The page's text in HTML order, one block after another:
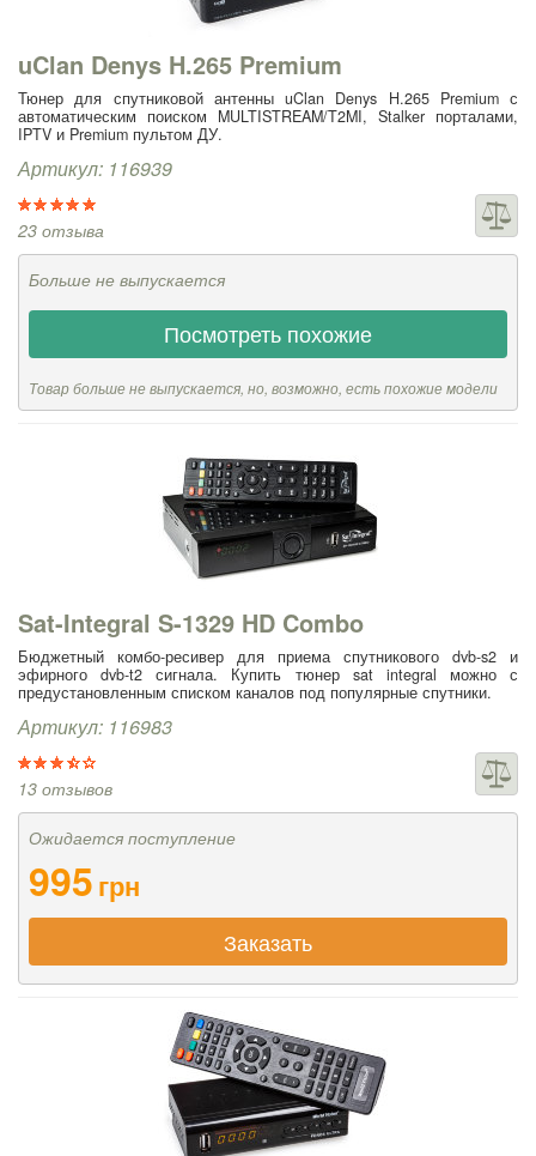
uClan Denys H.265 Premium
Тюнер для спутниковой антенны uClan Denys H.265 Premium с
автоматическим поиском MULTISTREAM/T2MI, Stalker порталами,
IPTV и Premium пультом ДУ.
Артикул: 116939
23 отзыва
Больше не выпускается
Посмотреть похожие
Товар больше не выпускается, но, возможно, есть похожие модели
Sat-Integral S-1329 HD Combo
Бюджетный комбо-ресивер для приема спутникового dvb-s2 и
эфирного dvb-t2 сигнала. Купить тюнер sat integral можно с
предустановленным списком каналов под популярные спутники.
Артикул: 116983
13 отзывов
Ожидается поступление
995грн
Заказать